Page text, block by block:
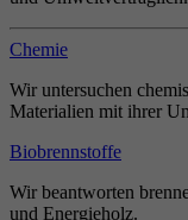
Chemie
Wir untersuchen
Materialien mit ihrer
Biobrennstoffe
Wir beantworten
und Energieholz.